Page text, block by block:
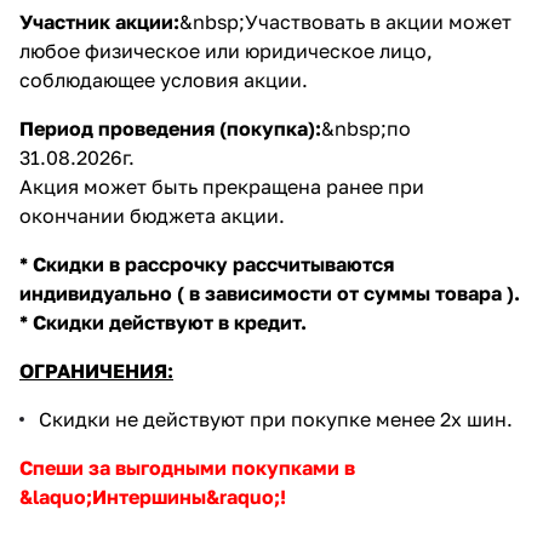
Участник акции:&nbsp;Участвовать в акции может
любое физическое или юридическое лицо,
соблюдающее условия акции.
Период проведения (покупка):&nbsp;по
31.08.2026г.
Акция может быть прекращена ранее при
окончании бюджета акции.
* Скидки в рассрочку рассчитываются
индивидуально ( в зависимости от суммы товара ).
* Скидки действуют в кредит.
ОГРАНИЧЕНИЯ:
Скидки не действуют при покупке менее 2х шин.
Спеши за выгодными покупками в
&laquo;Интершины&raquo;!